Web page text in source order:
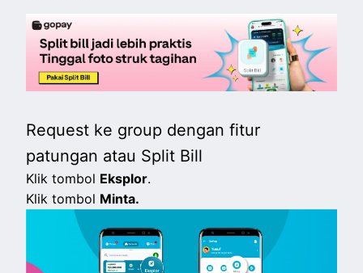
Request ke group dengan fitur
patungan atau Split Bill
Klik tombol Eksplor.
Klik tombol Minta.